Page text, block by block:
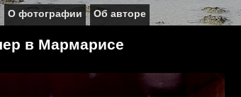
О фотографии Об авторе
в Мармарисе